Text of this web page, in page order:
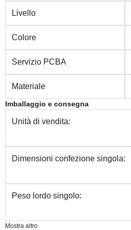
Livello
Colore
Servizio PCBA
Materiale
Imballaggio e consegna
Unità di vendita:
Dimensioni confezione singola:
Peso lordo singolo:
Mostra altro